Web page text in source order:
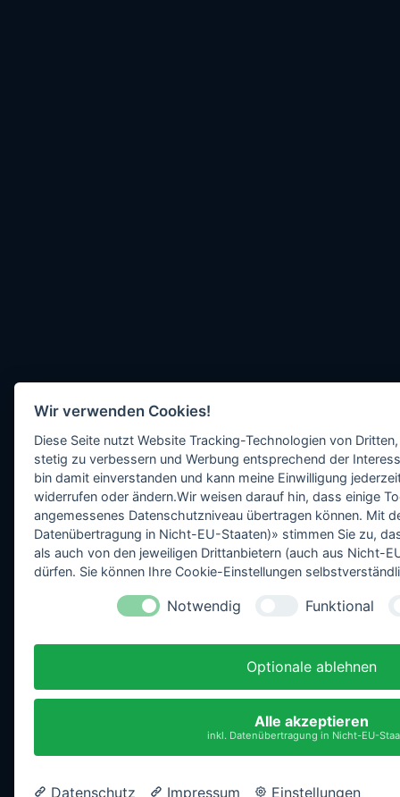
Wir verwenden Cookies!
Diese Seite nutzt Website Tracking-Technologien von
stetig zu verbessern und Werbung entsprechend der
bin damit einverstanden und kann meine Einwilligung
widerrufen oder ändern.Wir weisen darauf hin, dass einige
angemessenes Datenschutzniveau übertragen können. Mit
Datenübertragung in Nicht-EU-Staaten)» stimmen Sie zu,
als auch von den jeweiligen Drittanbietern (auch aus Nicht-
dürfen. Sie können Ihre Cookie-Einstellungen
Notwendig Funktional
Optionale ablehnen
Alle akzeptieren
inkl. Datenübertragung in Nicht-EU-
Datenschutz Impressum Einstellungen